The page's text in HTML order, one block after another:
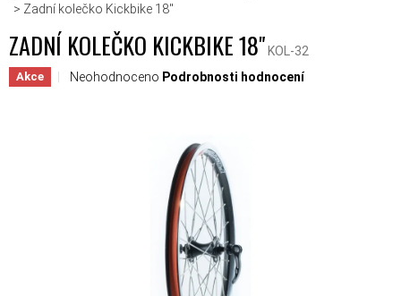
Zadní kolečko Kickbike 18"
ZADNÍ KOLEČKO KICKBIKE 18" KOL-32
Akce Průměrné hodnocení produktu je 0,0 z 5 hvězdiček.
Neohodnoceno Podrobnosti hodnocení